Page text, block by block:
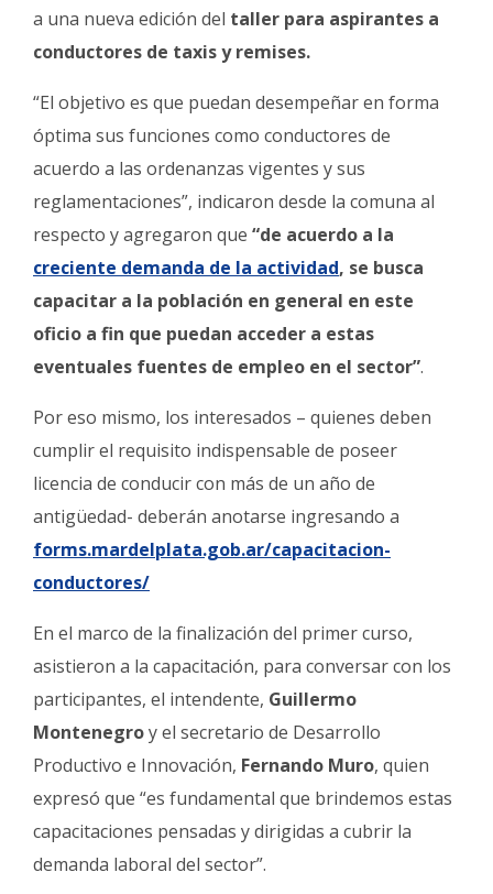
Fúnebres
a una nueva edición del taller para aspirantes a
conductores de taxis y remises.
“El objetivo es que puedan desempeñar en forma
óptima sus funciones como conductores de
acuerdo a las ordenanzas vigentes y sus
reglamentaciones”, indicaron desde la comuna al
respecto y agregaron que “de acuerdo a la
creciente demanda de la actividad, se busca
capacitar a la población en general en este
oficio a fin que puedan acceder a estas
eventuales fuentes de empleo en el sector”.
Por eso mismo, los interesados – quienes deben
cumplir el requisito indispensable de poseer
licencia de conducir con más de un año de
antigüedad- deberán anotarse ingresando a
forms.mardelplata.gob.ar/capacitacion-
conductores/
En el marco de la finalización del primer curso,
asistieron a la capacitación, para conversar con los
participantes, el intendente, Guillermo
Montenegroy el secretario de Desarrollo
Productivo e Innovación, Fernando Muro, quien
expresó que “es fundamental que brindemos estas
capacitaciones pensadas y dirigidas a cubrir la
demanda laboral del sector”.